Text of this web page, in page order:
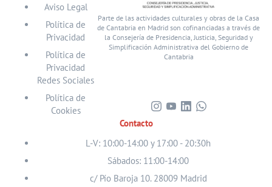
Aviso Legal
Política de
Privacidad
Política de
Privacidad
Redes Sociales
Política de
Cookies
Parte de las actividades culturales y obras de la Casa
de Cantabria en Madrid son cofinanciadas a través de
la Consejería de Presidencia, Justicia, Seguridad y
Simplificación Administrativa del Gobierno de
Cantabria
Visita
perfil
en
Instagram
Visita
perfil
en
Youtube
Visita
perfil
en
Linkedin
Visita
perfil
WhatsApp
Contacto
L-V: 10:00-14:00 y 17:00 - 20:30h
Sábados: 11:00-14:00
c/ Pío Baroja 10. 28009 Madrid